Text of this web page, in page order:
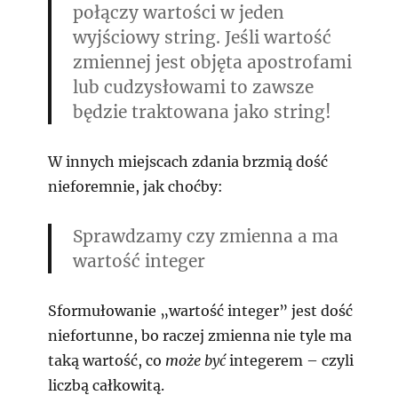
połączy wartości w jeden
wyjściowy string. Jeśli wartość
zmiennej jest objęta apostrofami
lub cudzysłowami to zawsze
będzie traktowana jako string!
W innych miejscach zdania brzmią dość
nieforemnie, jak choćby:
Sprawdzamy czy zmienna a ma
wartość integer
Sformułowanie wartość integer
jest dość
niefortunne, bo raczej zmienna nie tyle ma
taką wartość, co może byćintegerem – czyli
liczbą całkowitą.